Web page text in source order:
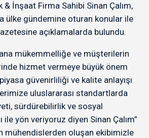
İnşaat Firma Sahibi Sinan Çalım,
ülke gündemine oturan konular ile
açıklamalarda bulundu.
mükemmelliğe ve müşterilerin
hizmet vermeye büyük önem
güvenirliliği ve kalite anlayışı
uluslararası standartlarda
sürdürebilirlik ve sosyal
ile yön veriyoruz diyen Sinan Çalım”
mühendislerden oluşan ekibimizle